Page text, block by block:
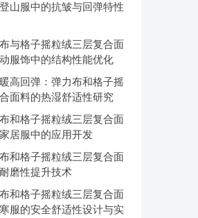
山服中的抗皱与回弹特性
与格子摇粒绒三层复合面
服饰中的结构性能优化
高回弹：弹力布和格子摇
面料的热湿舒适性研究
和格子摇粒绒三层复合面
居服中的应用开发
和格子摇粒绒三层复合面
磨性提升技术
和格子摇粒绒三层复合面
服的安全舒适性设计与实